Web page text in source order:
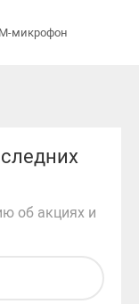
М-микрофон
об акциях и